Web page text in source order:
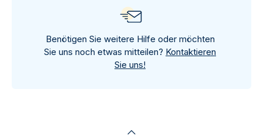
Benötigen Sie weitere Hilfe oder möchten
Sie uns noch etwas mitteilen? Kontaktieren
Sie uns!